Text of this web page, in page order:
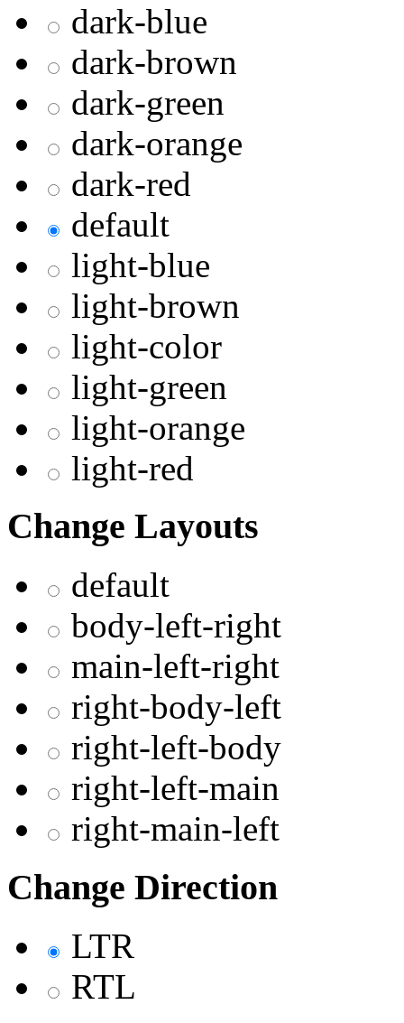
dark-blue
dark-brown
dark-green
dark-orange
dark-red
default
light-blue
light-brown
light-color
light-green
light-orange
light-red
Change Layouts
default
body-left-right
main-left-right
right-body-left
right-left-body
right-left-main
right-main-left
Change Direction
LTR
RTL